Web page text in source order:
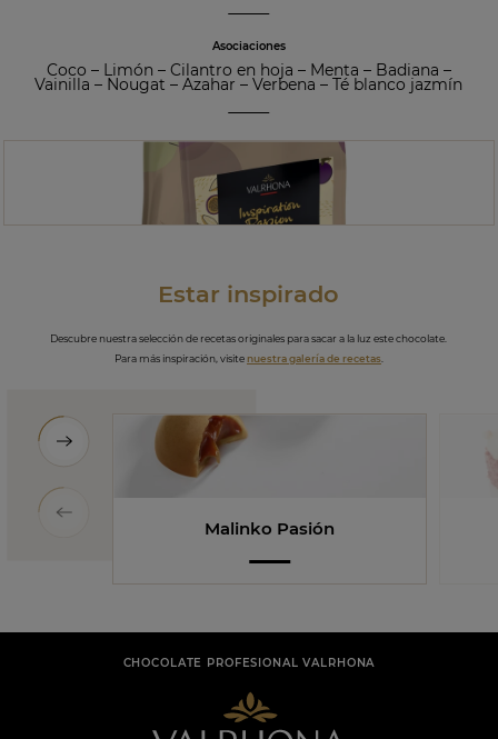
Asociaciones
Coco – Limón – Cilantro en hoja – Menta – Badiana –
Vainilla – Nougat –Azahar –Verbena –Té blanco jazmín
Estar inspirado
Descubre nuestra selección de recetas originales para sacar a la luz este chocolate.
Para más inspiración, visitenuestra galería de recetas.
Malinko Pasión
CHOCOLATE PROFESIONAL VALRHONA